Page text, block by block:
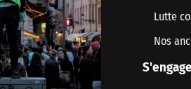
Lutte
Nos